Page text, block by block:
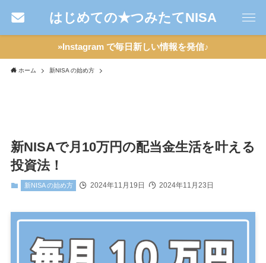
はじめての★つみたてNISA
»Instagram で毎日新しい情報を発信♪
ホーム 新NISA の始め方
新NISAで月10万円の配当金生活を叶える
投資法！
新NISA の始め方 2024年11月19日 2024年11月23日